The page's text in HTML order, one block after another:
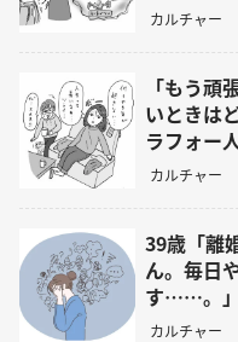
ー人生お
カルチャー
「もう
いときは
ラフォー
カルチャー
39歳「離
ん。毎日
す……。」
を軽くす
カルチャー